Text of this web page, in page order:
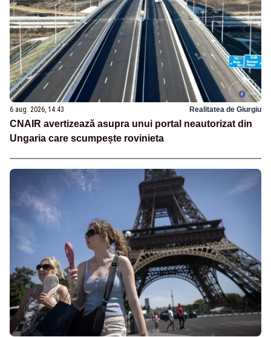
6 aug. 2026, 14:43 Realitatea de Giurgiu
CNAIR avertizează asupra unui portal neautorizat din
Ungaria care scumpește rovinieta